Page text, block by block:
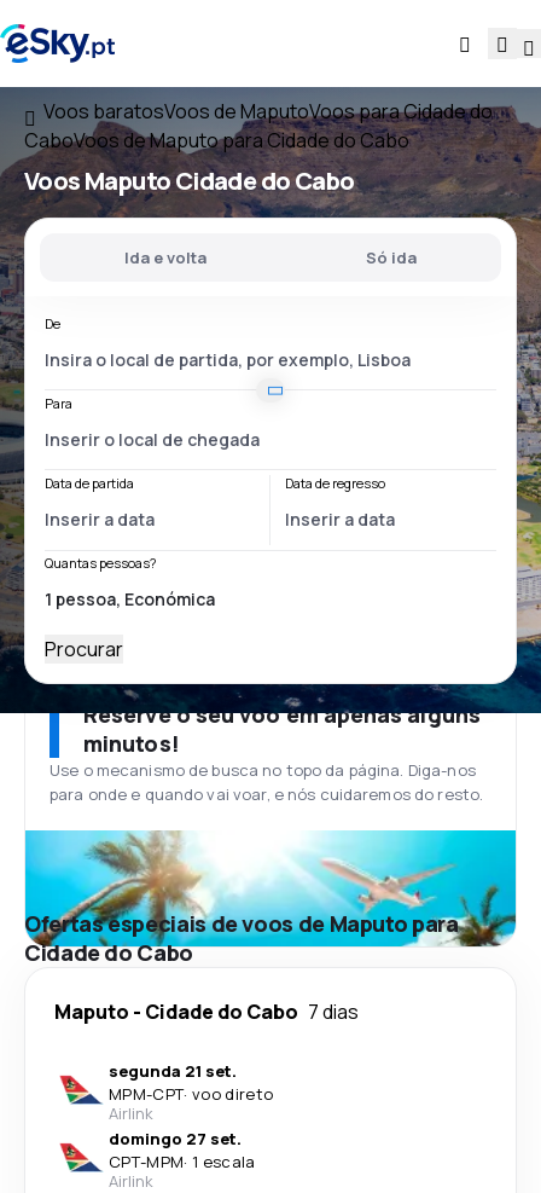
Voos baratosVoos de MaputoVoos para Cidade do
CaboVoos de Maputo para Cidade do Cabo
VoosMaputo Cidade do Cabo
Ida e volta Só ida
De
Para
Data de partida Data de regresso
Quantas pessoas?
Procurar
Reserve o seu voo em apenas alguns
minutos!
Use o mecanismo de busca no topo da página. Diga-nos
para onde e quando vai voar, e nós cuidaremos do resto.
Ofertas especiais de voos de Maputo para
Cidade do Cabo
Maputo - Cidade do Cabo 7 dias
segunda 21 set.
MPM-CPT· voo direto
Airlink
domingo 27 set.
CPT-MPM· 1 escala
Airlink